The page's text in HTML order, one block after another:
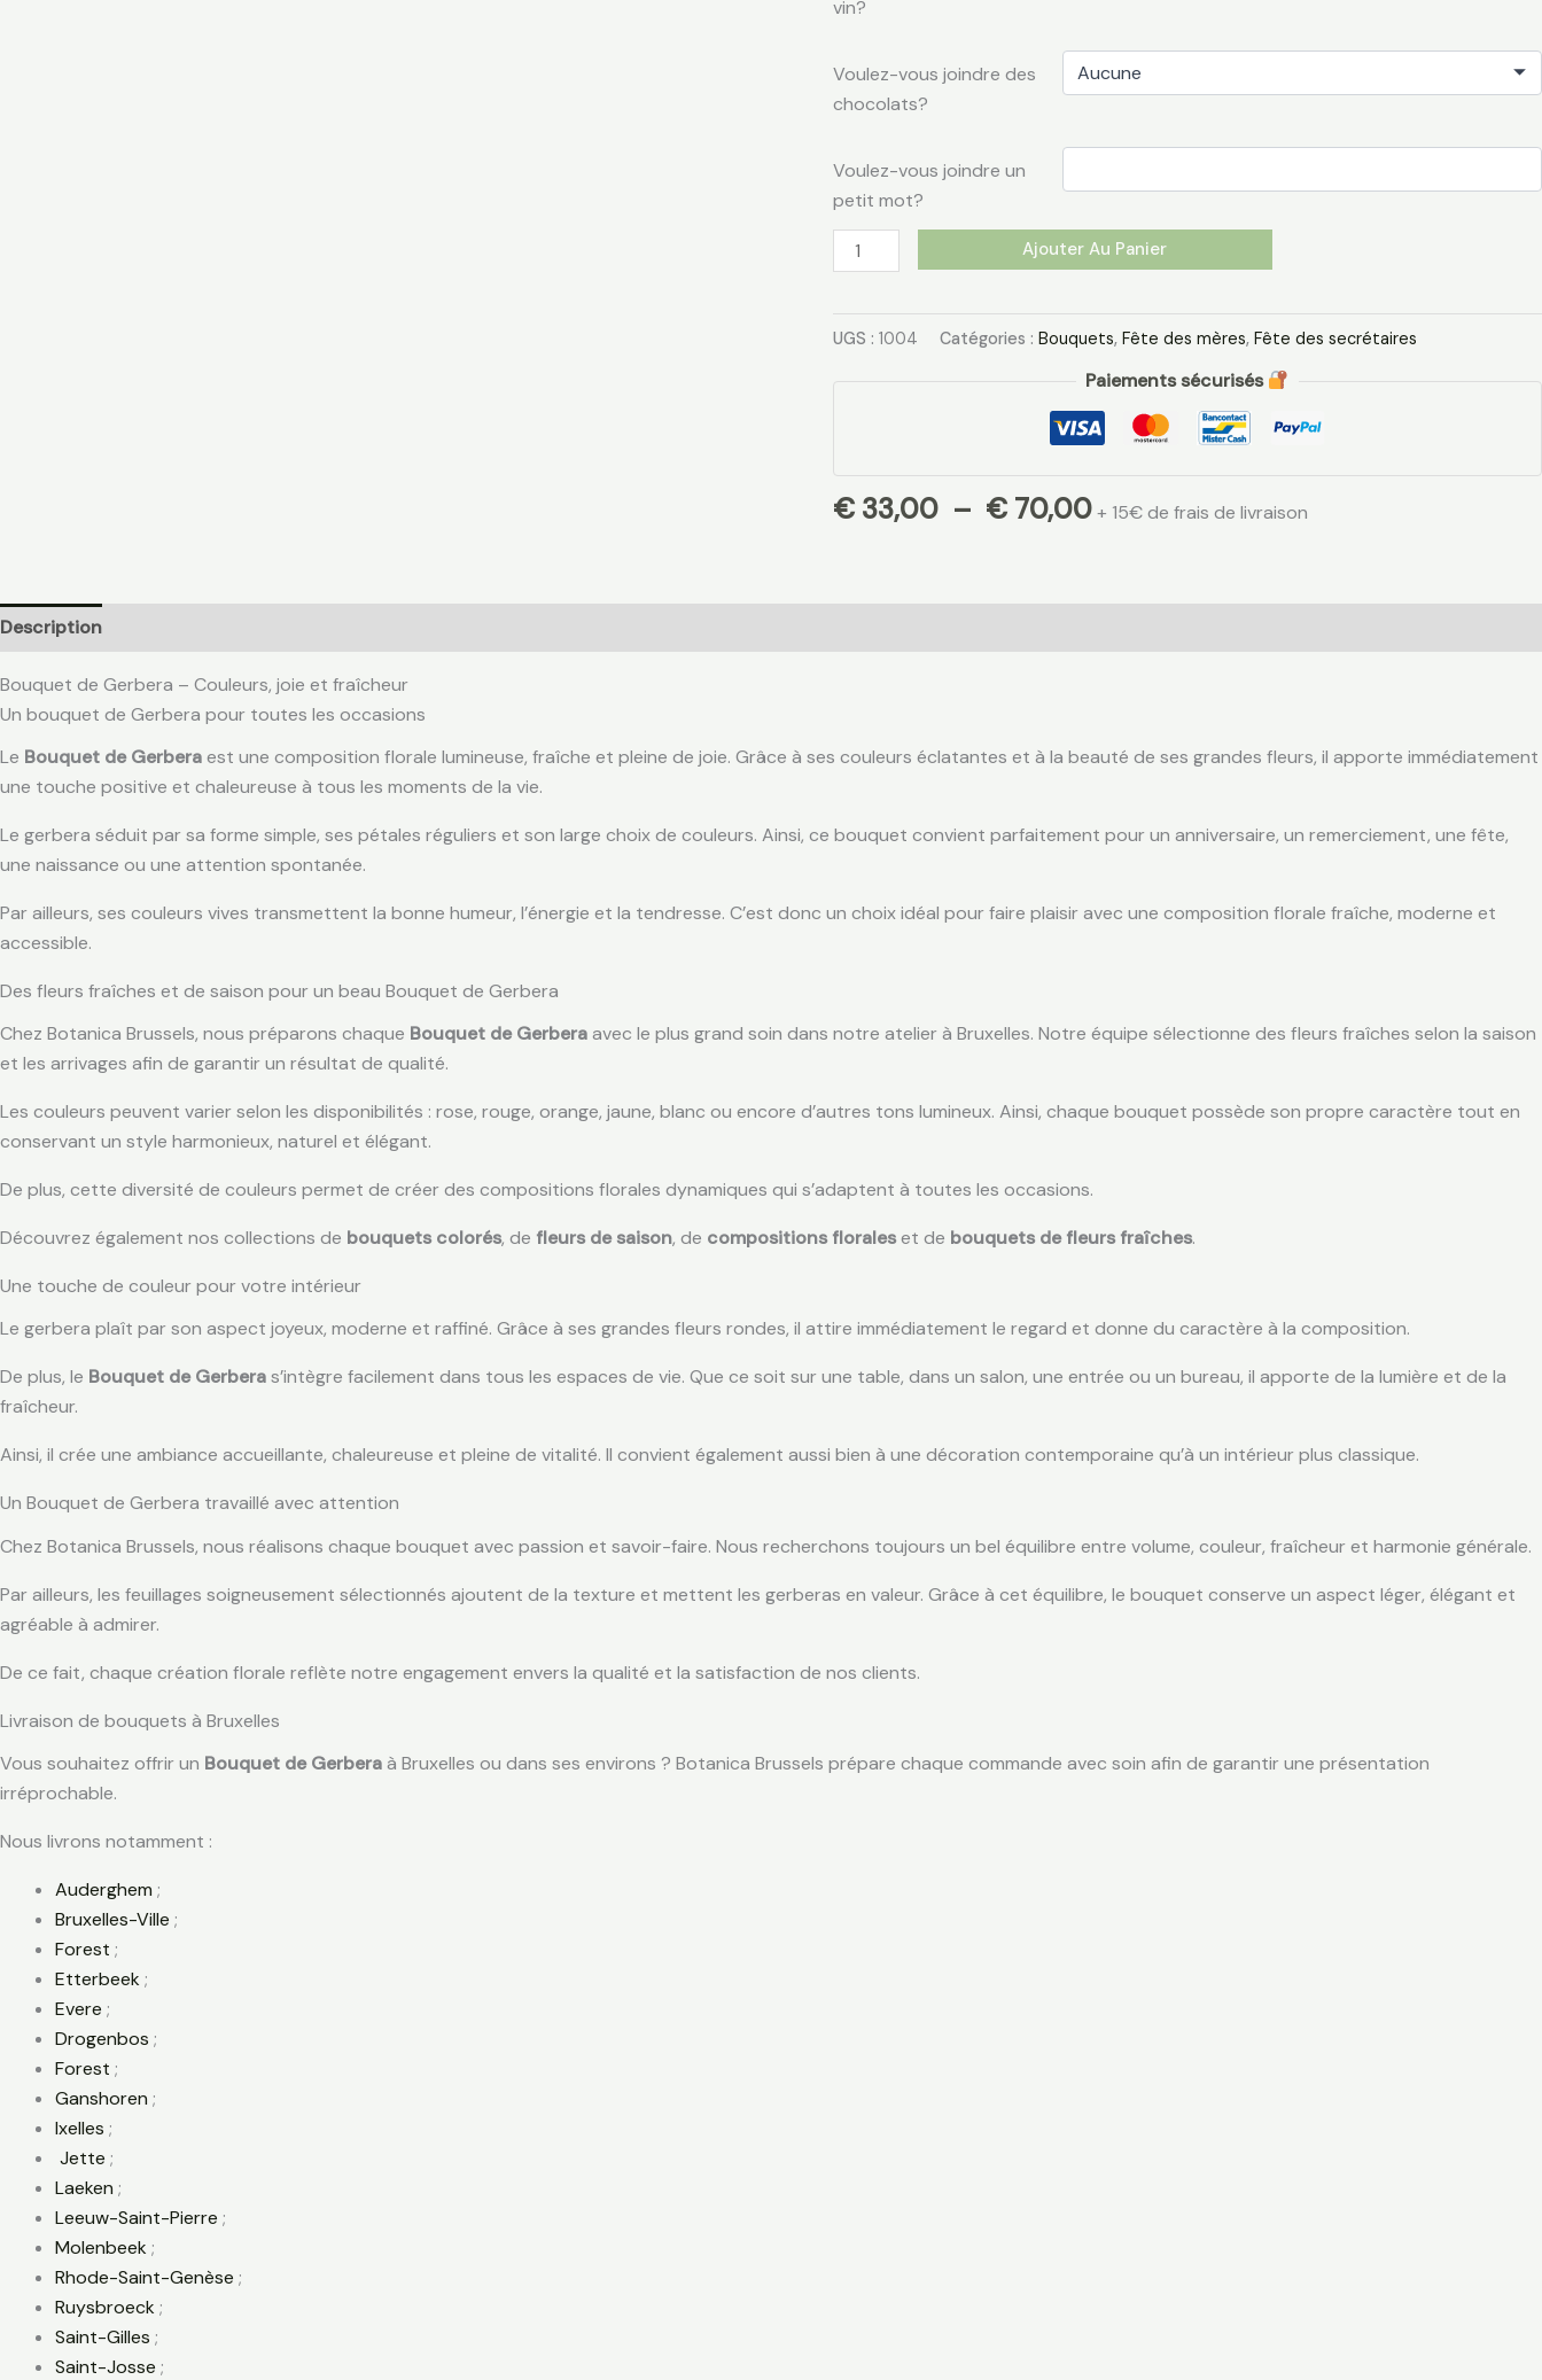
vin?
Voulez-vous joindre des
chocolats?
Voulez-vous joindre un
petit mot?
Ajouter Au Panier
UGS : 1004 Catégories : Bouquets, Fête des mères, Fête des secrétaires
Paiements sécurisés
€33,00 – €70,00 + 15€ de frais de livraison
Description
Bouquet de Gerbera – Couleurs, joie et fraîcheur
Un bouquet de Gerbera pour toutes les occasions
Le Bouquet de Gerberaest une composition florale lumineuse, fraîche et pleine de joie. Grâce à ses couleurs éclatantes et à la beauté de ses grandes fleurs, il apporte immédiatement
une touche positive et chaleureuse à tous les moments de la vie.
Le gerbera séduit par sa forme simple, ses pétales réguliers et son large choix de couleurs. Ainsi, ce bouquet convient parfaitement pour un anniversaire, un remerciement, une fête,
une naissance ou une attention spontanée.
Par ailleurs, ses couleurs vives transmettent la bonne humeur, l’énergie et la tendresse. C’est donc un choix idéal pour faire plaisir avec une composition florale fraîche, moderne et
accessible.
Des fleurs fraîches et de saison pour un beau Bouquet de Gerbera
Chez Botanica Brussels, nous préparons chaque Bouquet de Gerberaavec le plus grand soin dans notre atelier à Bruxelles. Notre équipe sélectionne des fleurs fraîches selon la saison
et les arrivages afin de garantir un résultat de qualité.
Les couleurs peuvent varier selon les disponibilités : rose, rouge, orange, jaune, blanc ou encore d’autres tons lumineux. Ainsi, chaque bouquet possède son propre caractère tout en
conservant un style harmonieux, naturel et élégant.
De plus, cette diversité de couleurs permet de créer des compositions florales dynamiques qui s’adaptent à toutes les occasions.
Découvrez également nos collections de bouquets colorés, de fleurs de saison, de compositions floraleset de bouquets de fleurs fraîches.
Une touche de couleur pour votre intérieur
Le gerbera plaît par son aspect joyeux, moderne et raffiné. Grâce à ses grandes fleurs rondes, il attire immédiatement le regard et donne du caractère à la composition.
De plus, le Bouquet de Gerberas’intègre facilement dans tous les espaces de vie. Que ce soit sur une table, dans un salon, une entrée ou un bureau, il apporte de la lumière et de la
fraîcheur.
Ainsi, il crée une ambiance accueillante, chaleureuse et pleine de vitalité. Il convient également aussi bien à une décoration contemporaine qu’à un intérieur plus classique.
Un Bouquet de Gerbera travaillé avec attention
Chez Botanica Brussels, nous réalisons chaque bouquet avec passion et savoir-faire. Nous recherchons toujours un bel équilibre entre volume, couleur, fraîcheur et harmonie générale.
Par ailleurs, les feuillages soigneusement sélectionnés ajoutent de la texture et mettent les gerberas en valeur. Grâce à cet équilibre, le bouquet conserve un aspect léger, élégant et
agréable à admirer.
De ce fait, chaque création florale reflète notre engagement envers la qualité et la satisfaction de nos clients.
Livraison de bouquets à Bruxelles
Vous souhaitez offrir un Bouquet de Gerberaà Bruxelles ou dans ses environs ? Botanica Brussels prépare chaque commande avec soin afin de garantir une présentation
irréprochable.
Nous livrons notamment :
Auderghem ;
Bruxelles-Ville ;
Forest ;
Etterbeek ;
Evere ;
Drogenbos ;
Forest ;
Ganshoren ;
Ixelles ;
Jette ;
Laeken ;
Leeuw-Saint-Pierre ;
Molenbeek ;
Rhode-Saint-Genèse ;
Ruysbroeck ;
Saint-Gilles ;
Saint-Josse ;